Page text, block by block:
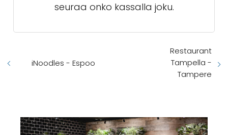
seuraa onko kassalla joku.
iNoodles - Espoo
Restaurant
Tampella -
Tampere